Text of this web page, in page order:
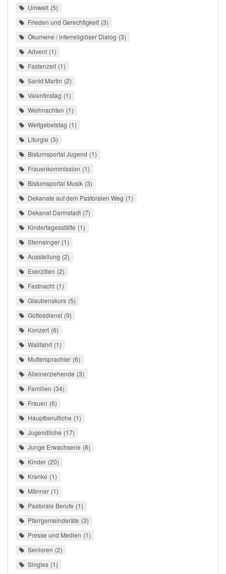
Umwelt 5
Frieden und Gerechtigkeit 3
Ökumene / interreligiöser Dialog 3
Advent 1
Fastenzeit 1
Sankt Martin 2
Valentinstag 1
Weihnachten 1
Weltgebetstag 1
Liturgie 3
Bistumsportal Jugend 1
Frauenkommission 1
Bistumsportal Musik 3
Dekanate auf dem Pastoralen Weg 1
Dekanat Darmstadt 7
Kindertagesstätte 1
Sternsinger 1
Ausstellung 2
Exerzitien 2
Fastnacht 1
Glaubenskurs 5
Gottesdienst 9
Konzert 6
Wallfahrt 1
Muttersprachler 6
Alleinerziehende 3
Familien 34
Frauen 6
Hauptberufliche 1
Jugendliche 17
Junge Erwachsene 8
Kinder 20
Kranke 1
Männer 1
Pastorale Berufe 1
Pfarrgemeinderäte 3
Presse und Medien 1
Senioren 2
Singles 1